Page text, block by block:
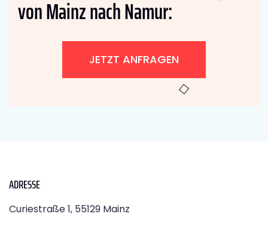
von Mainz nach Namur:
JETZT ANFRAGEN
ADRESSE
Curiestraße 1, 55129 Mainz